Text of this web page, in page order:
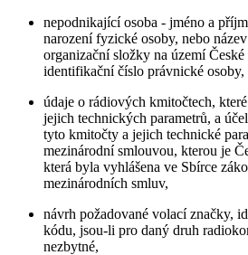
nepodnikající osoba - jméno a
narození fyzické osoby, nebo
organizační složky na území
identifikační číslo právnické osoby,
údaje o rádiových kmitočtech,
jejich technických parametrů, a
tyto kmitočty a jejich technické
mezinárodní smlouvou, kterou je
která byla vyhlášena ve Sbírce
mezinárodních smluv,
návrh požadované volací značky,
kódu, jsou-li pro daný druh
nezbytné,